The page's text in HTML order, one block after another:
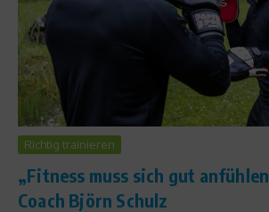
Richtig trainieren
„Fitness muss sich gut
Coach Björn Schulz